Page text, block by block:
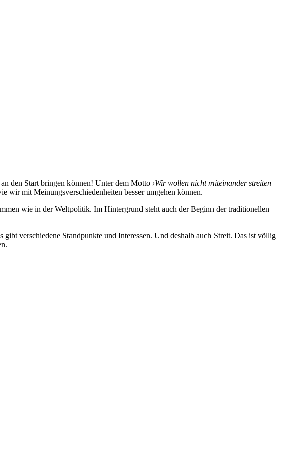
an den Start bringen können! Unter dem Motto ›Wir wollen nicht miteinander streiten –
wir mit Meinungsverschiedenheiten besser umgehen können.
wie in der Weltpolitik. Im Hintergrund steht auch der Beginn der traditionellen
verschiedene Standpunkte und Interessen. Und deshalb auch Streit. Das ist völlig